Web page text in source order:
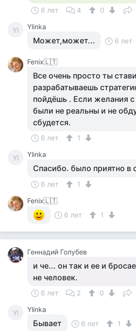
6 лет 4 0
Yl Ylinka
Может,может... 6 лет
Fenix🇱🇹
Все очень просто ты
разрабатываешь
пойдёшь . Если желания с
были не реальны и не
сбудется.
6 лет 1
Yl Ylinka
Спасибо. было приятно в
6 лет
1
Fenix🇱🇹
6 лет
1
Геннадий Голубев
и че... он так и ее и
не человек.
6 лет 2 0
Yl Ylinka
Бывает 6 лет 1